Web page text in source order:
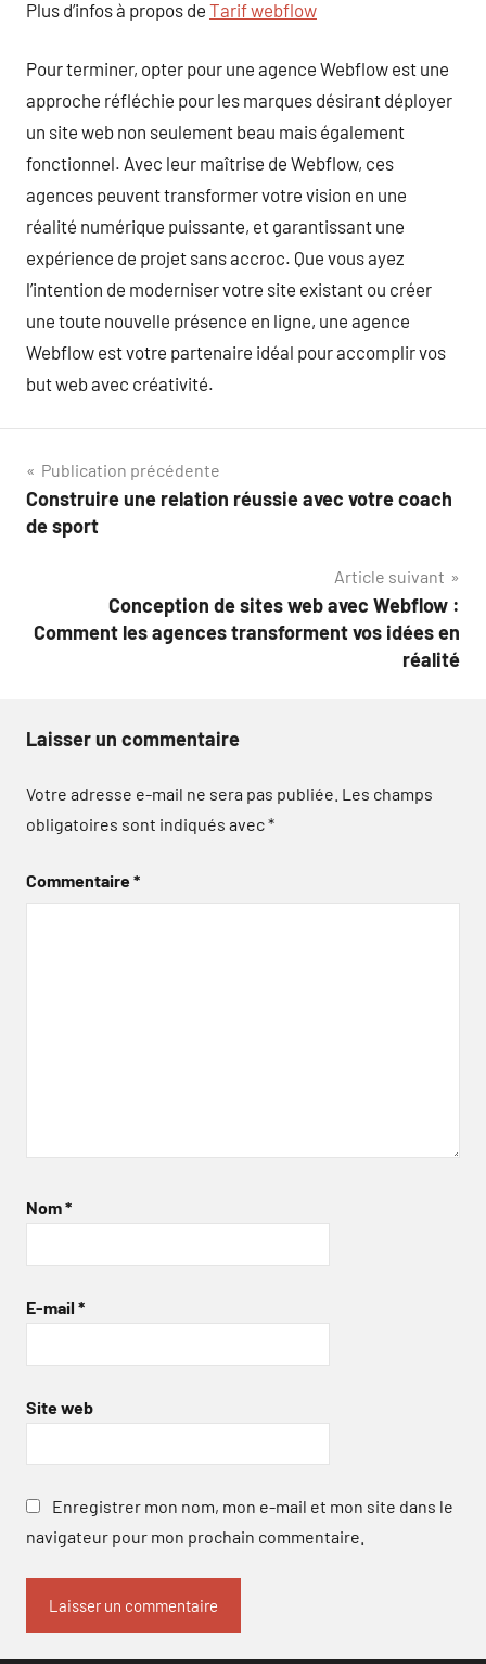
Plus d’infos à propos de Tarif webflow
Pour terminer, opter pour une agence Webflow est une
approche réfléchie pour les marques désirant déployer
un site web non seulement beau mais également
fonctionnel. Avec leur maîtrise de Webflow, ces
agences peuvent transformer votre vision en une
réalité numérique puissante, et garantissant une
expérience de projet sans accroc. Que vous ayez
l’intention de moderniser votre site existant ou créer
une toute nouvelle présence en ligne, une agence
Webflow est votre partenaire idéal pour accomplir vos
but web avec créativité.
Navigation
de
Publication précédente
Construire une relation réussie avec votre coach
de sport
Article suivant
Conception de sites web avec Webflow :
Comment les agences transforment vos idées en
réalité
Laisser un commentaire
Votre adresse e-mail ne sera pas publiée. Les champs
obligatoires sont indiqués avec*
Commentaire*
Nom*
E-mail *
Site web
Enregistrer mon nom, mon e-mail et mon site dans le
navigateur pour mon prochain commentaire.